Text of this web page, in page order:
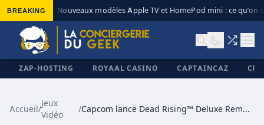
BREAKING Nouveaux modèles Apple TV et HomePod mini : ce qu’on
ZAP-HOSTING ROYAAL CASINO CAPTAINCAZ
Accueil/
Jeux
Vidéo
/ Capcom lance Dead Rising™ Deluxe Remaster en version physique